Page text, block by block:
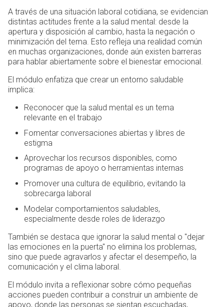
A través de una situación laboral cotidiana, se evidencian
distintas actitudes frente a la salud mental: desde la
apertura y disposición al cambio, hasta la negación o
minimización del tema. Esto refleja una realidad común
en muchas organizaciones, donde aún existen barreras
para hablar abiertamente sobre el bienestar emocional.
El módulo enfatiza que crear un entorno saludable
implica:
Reconocer que la salud mental es un tema
relevante en el trabajo
Fomentar conversaciones abiertas y libres de
estigma
Aprovechar los recursos disponibles, como
programas de apoyo o herramientas internas
Promover una cultura de equilibrio, evitando la
sobrecarga laboral
Modelar comportamientos saludables,
especialmente desde roles de liderazgo
También se destaca que ignorar la salud mental o "dejar
las emociones en la puerta" no elimina los problemas,
sino que puede agravarlos y afectar el desempeño, la
comunicación y el clima laboral.
El módulo invita a reflexionar sobre cómo pequeñas
acciones pueden contribuir a construir un ambiente de
apoyo, donde las personas se sientan escuchadas,